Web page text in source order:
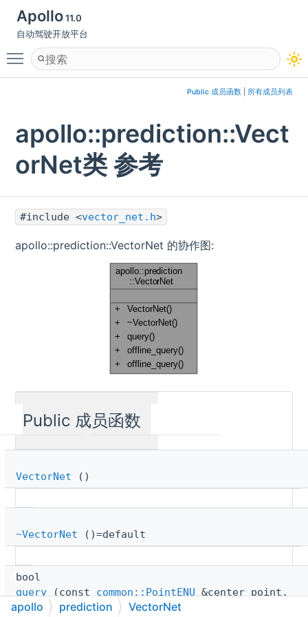
Apollo11.0
自动驾驶开放平台
Toggle main menu visibility
Public 成员函数| 所有成员列表
apollo::prediction::Vect
orNet类 参考
#include <vector_net.h>
apollo::prediction::VectorNet 的协作图:
Public 成员函数
VectorNet ()
~VectorNet ()=default
bool
query (const common::PointENU &center_point,
const double obstacle_phi,
apollo prediction VectorNet